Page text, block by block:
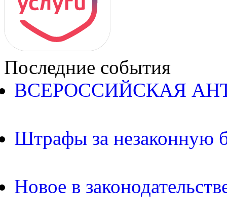
Последние события
ВСЕРОССИЙСКАЯ
Штрафы за незаконную
Новое в